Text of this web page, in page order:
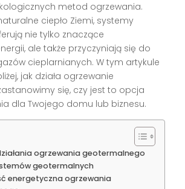
metod ogrzewania.
ciepło Ziemi, systemy
nie tylko znaczące
ale także przyczyniają się do
cieplarnianych. W tym artykule
jak działa ogrzewanie
się, czy jest to opcja
dla Twojego domu lub biznesu.
ogrzewania geotermalnego
geotermalnych
energetyczna ogrzewania